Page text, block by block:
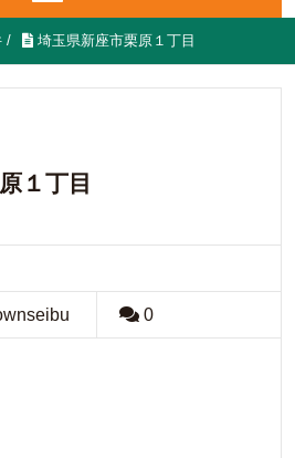
/ 埼玉県新座市栗原１丁目
１丁目
0